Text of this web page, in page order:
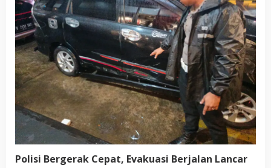
Polisi Bergerak Cepat, Evakuasi Berjalan Lancar